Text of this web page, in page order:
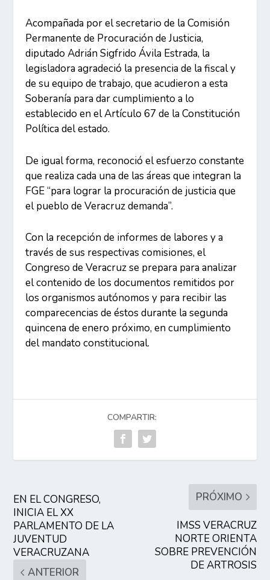
Acompañada por el secretario de la Comisión
Permanente de Procuración de Justicia,
diputado Adrián Sigfrido Ávila Estrada, la
legisladora agradeció la presencia de la fiscal y
de su equipo de trabajo, que acudieron a esta
Soberanía para dar cumplimiento a lo
establecido en el Artículo 67 de la Constitución
Política del estado.
De igual forma, reconoció el esfuerzo constante
que realiza cada una de las áreas que integran la
FGE “para lograr la procuración de justicia que
el pueblo de Veracruz demanda”.
Con la recepción de informes de labores y a
través de sus respectivas comisiones, el
Congreso de Veracruz se prepara para analizar
el contenido de los documentos remitidos por
los organismos autónomos y para recibir las
comparecencias de éstos durante la segunda
quincena de enero próximo, en cumplimiento
del mandato constitucional.
COMPARTIR:
EN EL CONGRESO,
INICIA EL XX
PARLAMENTO DE LA
JUVENTUD
VERACRUZANA
ANTERIOR
PRÓXIMO
IMSS VERACRUZ
NORTE ORIENTA
SOBRE PREVENCIÓN
DE ARTROSIS